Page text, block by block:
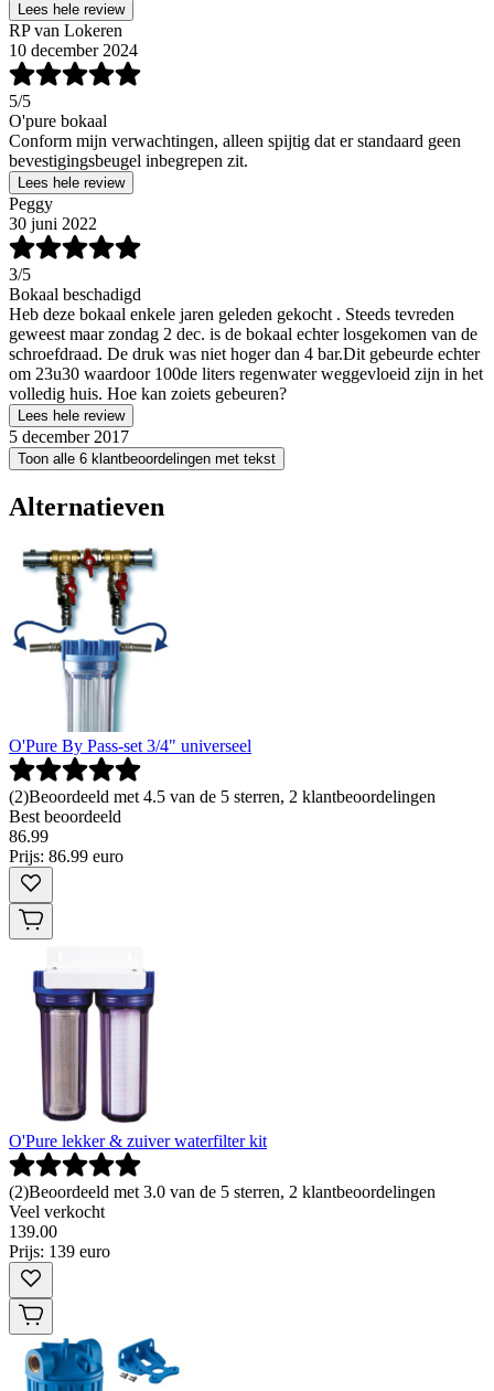
Lees hele review
RP van Lokeren
10 december 2024
5/5
O'pure bokaal
Conform mijn verwachtingen, alleen spijtig dat er standaard geen
bevestigingsbeugel inbegrepen zit.
Lees hele review
Peggy
30 juni 2022
3/5
Bokaal beschadigd
Heb deze bokaal enkele jaren geleden gekocht . Steeds tevreden
geweest maar zondag 2 dec. is de bokaal echter losgekomen van de
schroefdraad. De druk was niet hoger dan 4 bar.Dit gebeurde echter
om 23u30 waardoor 100de liters regenwater weggevloeid zijn in het
volledig huis. Hoe kan zoiets gebeuren?
Lees hele review
5 december 2017
Toon alle 6 klantbeoordelingen met tekst
Alternatieven
O'Pure By Pass-set 3/4" universeel
(2)Beoordeeld met 4.5 van de 5 sterren, 2 klantbeoordelingen
Best beoordeeld
86.99
Prijs: 86.99 euro
O'Pure lekker & zuiver waterfilter kit
(2)Beoordeeld met 3.0 van de 5 sterren, 2 klantbeoordelingen
Veel verkocht
139.00
Prijs: 139 euro